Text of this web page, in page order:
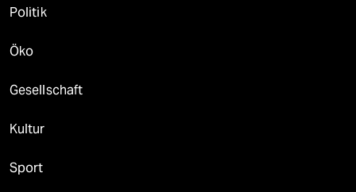
Politik
Öko
Gesellschaft
Kultur
Sport